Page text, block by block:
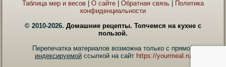
Таблица мер и весов | О сайте | Обратная связь | Политика
конфиденциальности
© 2010-2026. Домашние рецепты. Топчемся на кухне с
пользой.
Перепечатка материалов возможна только с прямой
индексируемой ссылкой на сайт https://yourmeal.ru